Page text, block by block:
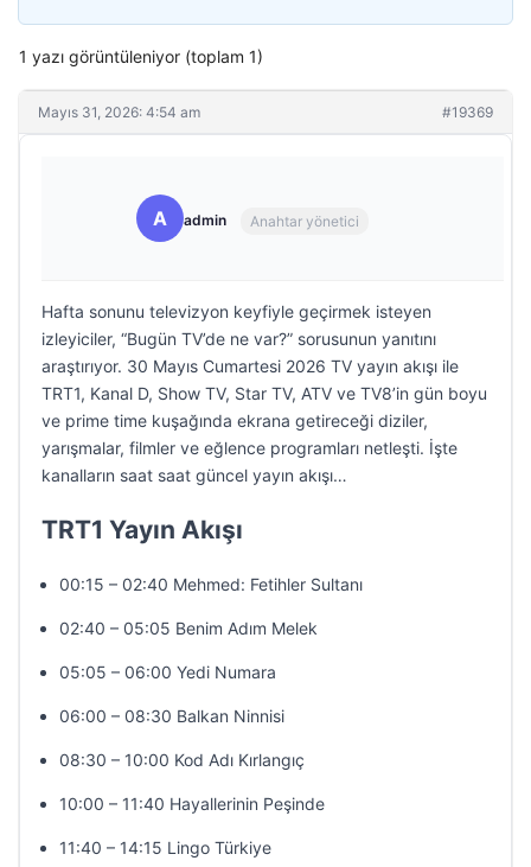
1 yazı görüntüleniyor (toplam 1)
Mayıs 31, 2026: 4:54 am #19369
A admin Anahtar yönetici
Hafta sonunu televizyon keyfiyle geçirmek isteyen
izleyiciler, “Bugün TV’de ne var?” sorusunun yanıtını
araştırıyor. 30 Mayıs Cumartesi 2026 TV yayın akışı ile
TRT1, Kanal D, Show TV, Star TV, ATV ve TV8’in gün boyu
ve prime time kuşağında ekrana getireceği diziler,
yarışmalar, filmler ve eğlence programları netleşti. İşte
kanalların saat saat güncel yayın akışı…
TRT1 Yayın Akışı
00:15 – 02:40 Mehmed: Fetihler Sultanı
02:40 – 05:05 Benim Adım Melek
05:05 – 06:00 Yedi Numara
06:00 – 08:30 Balkan Ninnisi
08:30 – 10:00 Kod Adı Kırlangıç
10:00 – 11:40 Hayallerinin Peşinde
11:40 – 14:15 Lingo Türkiye